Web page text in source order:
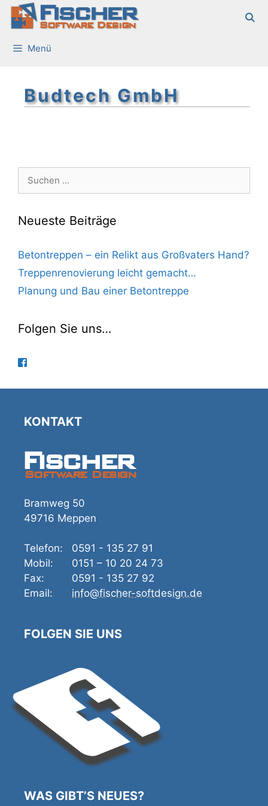
Zum
Inhalt
springen
Fischer
Software Design
Menü
Budtech GmbH
Suchen
Neueste Beiträge
Betontreppen – ein Relikt aus Großvaters Hand?
Treppenrenovierung leicht gemacht…
Planung und Bau einer Betontreppe
Folgen Sie uns…
KONTAKT
Fischer
Software Design
Bramweg 50
49716 Meppen
Telefon:
0591 - 135 27 91
Mobil:
0151 – 10 20 24 73
Fax:
0591 - 135 27 92
Email:
info@fischer-softdesign.de
FOLGEN SIE UNS
WAS GIBT’S NEUES?